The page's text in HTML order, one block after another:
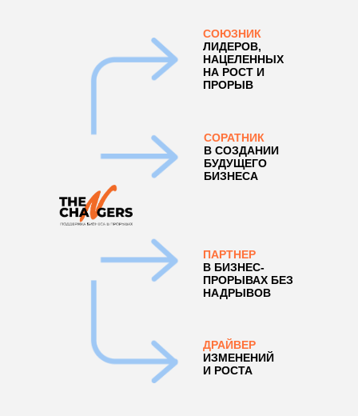
СОЮЗНИК
ЛИДЕРОВ,
НАЦЕЛЕННЫХ
НА РОСТ И
ПРОРЫВ
СОРАТНИК
В СОЗДАНИИ
БУДУЩЕГО
БИЗНЕСА
ПАРТНЕР
В БИЗНЕС-
ПРОРЫВАХ БЕЗ
НАДРЫВОВ
ДРАЙВЕР
ИЗМЕНЕНИЙ
И РОСТА